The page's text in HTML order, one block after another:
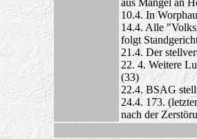
aus Mangel an
10.4. In
14.4. Alle
folgt
21.4. Der
22. 4. Weitere
(33)
22.4. BSAG
24.4. 173.
nach der